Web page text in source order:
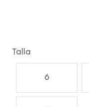
Talla
6